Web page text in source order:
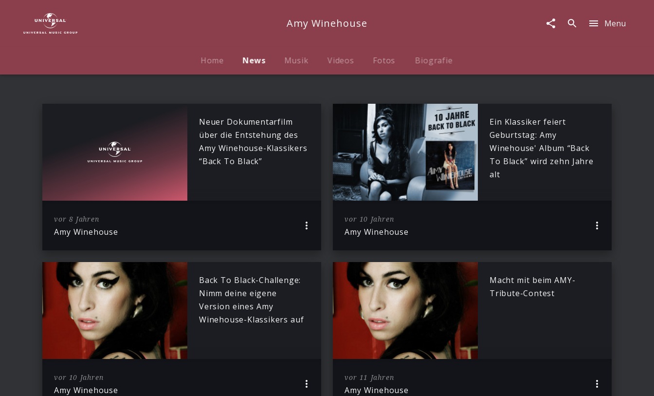
Winehouse
Amy Winehouse Menu
Home News Musik Videos Fotos Biografie
Neuer Dokumentarfilm
über die Entstehung des
Amy Winehouse-Klassikers
“Back To Black”
vor 8 Jahren
Amy Winehouse
Ein Klassiker feiert
Geburtstag: Amy
Winehouse' Album “Back
To Black” wird zehn Jahre
alt
vor 10 Jahren
Amy Winehouse
Back To Black-Challenge:
Nimm deine eigene
Version eines Amy
Winehouse-Klassikers auf
vor 10 Jahren
Amy Winehouse
Macht mit beim AMY-
Tribute-Contest
vor 11 Jahren
Amy Winehouse